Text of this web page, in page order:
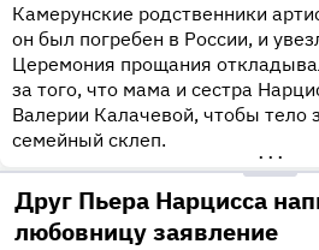
Камерунские родственники
он был погребен в России, и
Церемония прощания
за того, что мама и сестра
Валерии Калачевой, чтобы тело
семейный склеп.
•••
Друг Пьера Нарцисса
любовницу заявление